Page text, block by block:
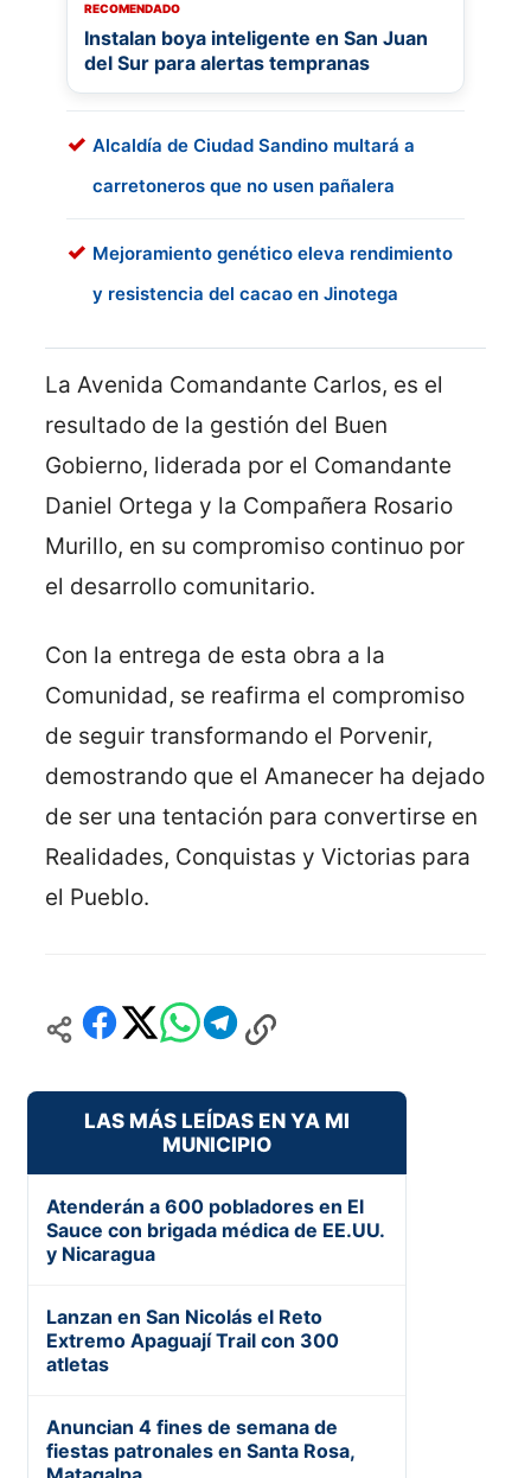
RECOMENDADO
Instalan boya inteligente en San Juan
del Sur para alertas tempranas
Alcaldía de Ciudad Sandino multará a
carretoneros que no usen pañalera
Mejoramiento genético eleva rendimiento
y resistencia del cacao en Jinotega
La Avenida Comandante Carlos, es el
resultado de la gestión del Buen
Gobierno, liderada por el Comandante
Daniel Ortega y la Compañera Rosario
Murillo, en su compromiso continuo por
el desarrollo comunitario.
Con la entrega de esta obra a la
Comunidad, se reafirma el compromiso
de seguir transformando el Porvenir,
demostrando que el Amanecer ha dejado
de ser una tentación para convertirse en
Realidades, Conquistas y Victorias para
el Pueblo.
LAS MÁS LEÍDAS EN YA MI
MUNICIPIO
Atenderán a 600 pobladores en El
Sauce con brigada médica de EE.UU.
y Nicaragua
Lanzan en San Nicolás el Reto
Extremo Apaguají Trail con 300
atletas
Anuncian 4 fines de semana de
fiestas patronales en Santa Rosa,